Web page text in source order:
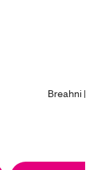
Breahni |